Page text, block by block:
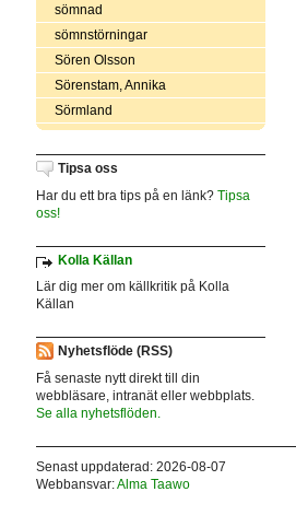
sömnad
sömnstörningar
Sören Olsson
Sörenstam, Annika
Sörmland
Tipsa oss
Har du ett bra tips på en länk? Tipsa
oss!
Kolla Källan
Lär dig mer om källkritik på Kolla
Källan
Nyhetsflöde (RSS)
Få senaste nytt direkt till din
webbläsare, intranät eller webbplats.
Se alla nyhetsflöden.
Senast uppdaterad: 2026-08-07
Webbansvar:Alma Taawo